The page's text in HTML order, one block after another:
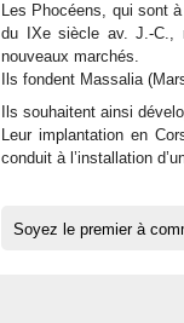
Les Phocéens, qui sont
du IXe siècle av. J.-C.,
nouveaux marchés.
Ils fondent Massalia
Ils souhaitent ainsi
Leur implantation en
conduit à l’installation
Soyez le premier à